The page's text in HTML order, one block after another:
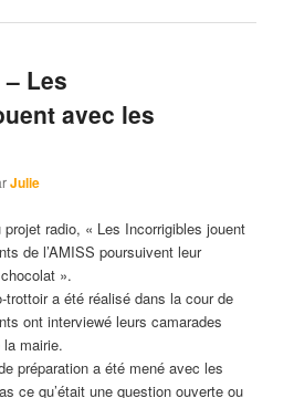
Les
avec les
Julie
radio, « Les Incorrigibles jouent
de l’AMISS poursuivent leur
».
trottoir a été réalisé dans la cour de
ont interviewé leurs camarades
mairie.
préparation a été mené avec les
ce qu’était une question ouverte ou